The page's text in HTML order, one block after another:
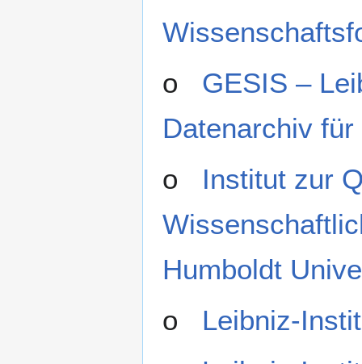
o GESIS –
Datenarchiv
o Institut zur
Humboldt
o Leibniz-